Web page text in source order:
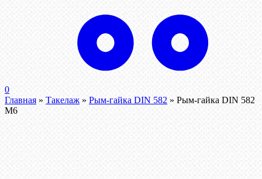
0
Главная » Такелаж» Рым-гайка DIN 582 » Рым-гайка DIN 582
М6